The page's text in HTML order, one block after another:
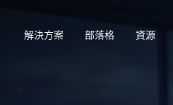
解決方案 部落格 資源